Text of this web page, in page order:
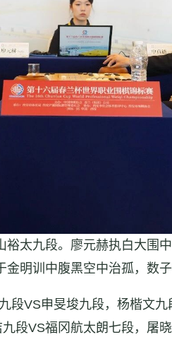
太九段。廖元赫执白大围
明训中腹黑空中治孤，数
段VS申旻埈九段，杨楷文
段VS福冈航太朗七段，屠